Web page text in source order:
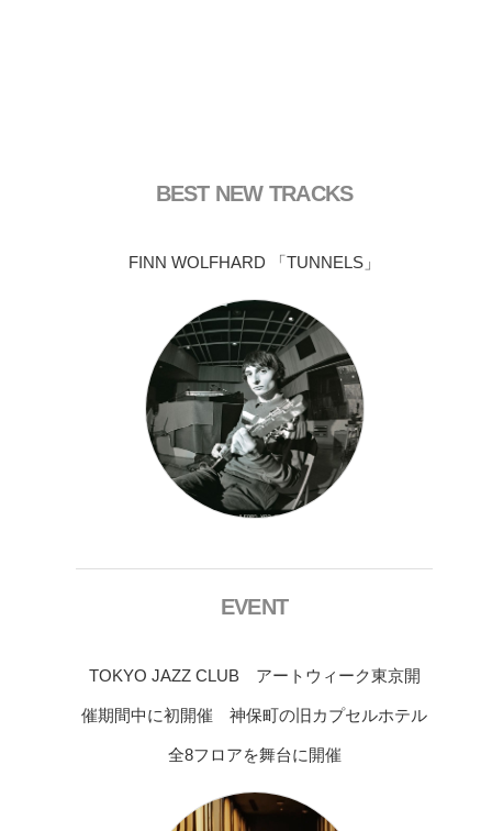
BEST NEW TRACKS
FINN WOLFHARD 「TUNNELS」
EVENT
TOKYO JAZZ CLUB アートウィーク東京開
催期間中に初開催 神保町の旧カプセルホテル
全8フロアを舞台に開催